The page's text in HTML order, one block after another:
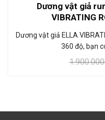
Dương vật giả
VIBRATING
Dương vật giả ELLA
360 độ, bạn
1.900.000